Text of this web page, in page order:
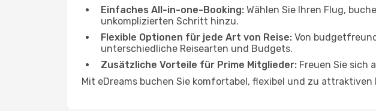
Einfaches All-in-one-Booking: Wählen Sie Ihren Flug,
unkomplizierten Schritt hinzu.
Flexible Optionen für jede Art von Reise: Von
unterschiedliche Reisearten und Budgets.
Zusätzliche Vorteile für Prime Mitglieder: Freuen Sie sich
Mit eDreams buchen Sie komfortabel, flexibel und zu